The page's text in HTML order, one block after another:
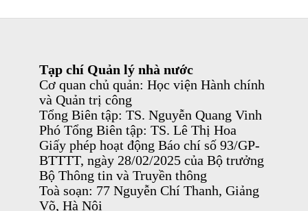
Tạp chí Quản lý nhà nước
Cơ quan chủ quản: Học viện Hành chính
và Quản trị công
Tổng Biên tập: TS. Nguyễn Quang Vinh
Phó Tổng Biên tập: TS. Lê Thị Hoa
Giấy phép hoạt động Báo chí số 93/GP-
BTTTT, ngày 28/02/2025 của Bộ trưởng
Bộ Thông tin và Truyền thông
Toà soạn: 77 Nguyễn Chí Thanh, Giảng
Võ, Hà Nội